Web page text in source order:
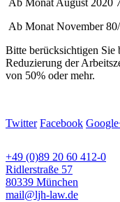
Ab Monat August 2020
Ab Monat November
Bitte berücksichtigen Sie
Reduzierung der
von 50% oder mehr.
Twitter Facebook
+49 (0)89 20 60 412-0
Ridlerstraße 57
80339 München
mail@ljh-law.de